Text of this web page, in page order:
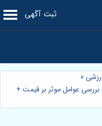
ثبت آگهی
»
عوامل موثر بر قیمت +